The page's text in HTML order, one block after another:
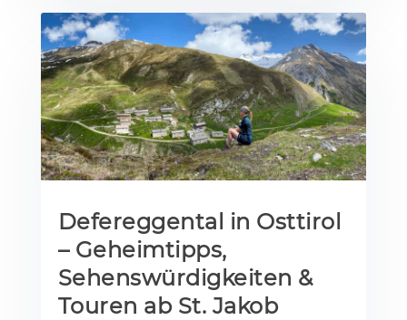
Defereggental in Osttirol
– Geheimtipps,
Sehenswürdigkeiten &
Touren ab St. Jakob